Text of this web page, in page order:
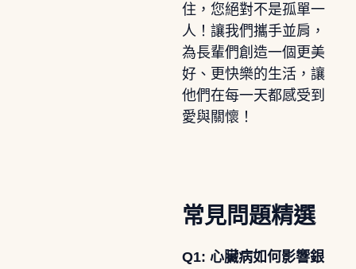
住，您絕對不是孤單一
人！讓我們攜手並肩，
為長輩們創造一個更美
好、更快樂的生活，讓
他們在每一天都感受到
愛與關懷！
常見問題精選
Q1: 心臟病如何影響銀